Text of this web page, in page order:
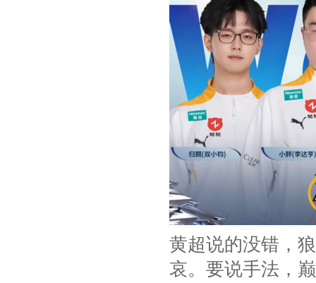
黄超说的没错，
哀。要说手法，